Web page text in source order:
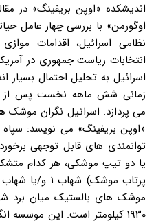
اندیشکده «اوپن بریفینگ» در
اوگورمن» با بررسی چهار عامل
نظامی اسرائیل، اقدامات
انتخابات ریاست جمهوری در
اسرائیل به تحلیل احتمال بسیار
زمانی شش ماهه نخست پس از
«اوپن بریفینگ» می نویسد: سپاه
توانمندی های قابل توجهی